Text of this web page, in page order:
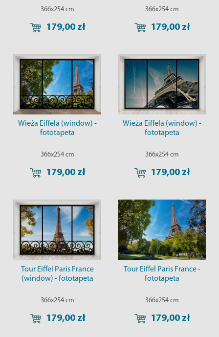
366x254 cm
179,00 zł
366x254 cm
179,00 zł
Wieża Eiffela (window) -
fototapeta
366x254 cm
179,00 zł
Wieża Eiffela (window) -
fototapeta
366x254 cm
179,00 zł
Tour Eiffel Paris France
(window) - fototapeta
366x254 cm
179,00 zł
Tour Eiffel Paris France -
fototapeta
366x254 cm
179,00 zł